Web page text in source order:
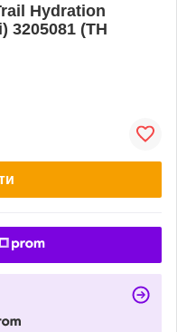
Hydration
3205081 (TH